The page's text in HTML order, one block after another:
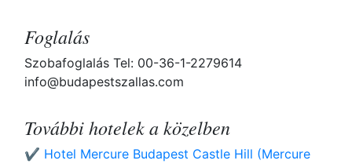
Foglalás
Szobafoglalás Tel: 00-36-1-2279614
info@budapestszallas.com
További hotelek a közelben
✔️ Hotel Mercure Budapest Castle Hill (Mercure